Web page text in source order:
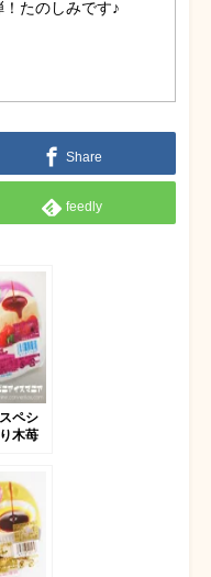
たのしみです♪
Share
feedly
ペシ
木苺